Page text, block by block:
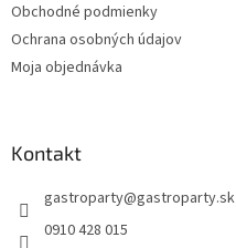
Obchodné podmienky
Ochrana osobných údajov
Moja objednávka
Kontakt
gastroparty@gastroparty.sk
0910 428 015